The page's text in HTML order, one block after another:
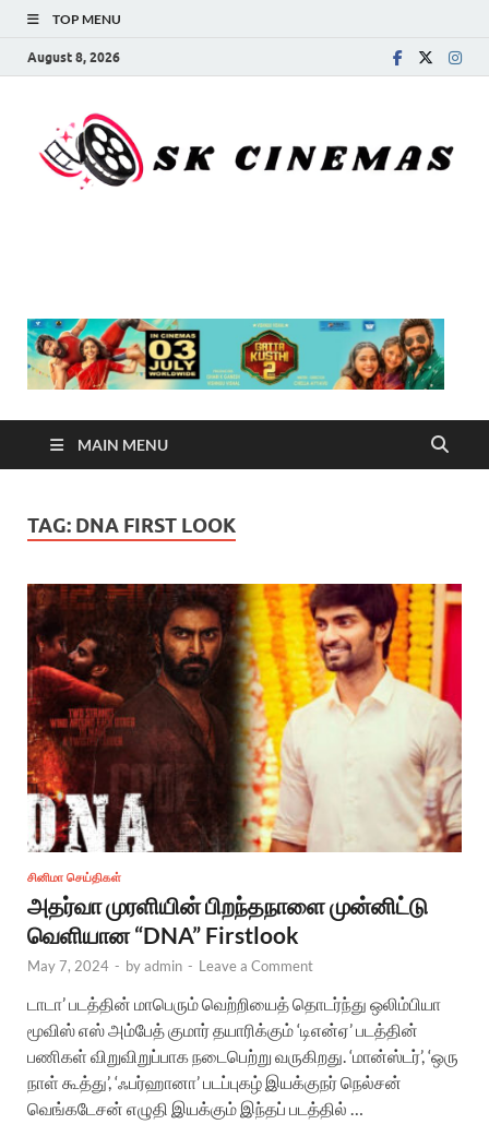
TOP MENU
August 8, 2026
MAIN MENU
TAG: DNA FIRST LOOK
சினிமா செய்திகள்
அதர்வா முரளியின் பிறந்தநாளை முன்னிட்டு
வெளியான “DNA” Firstlook
May 7, 2024 - byadmin - Leave a Comment
டாடா’ படத்தின் மாபெரும் வெற்றியைத் தொடர்ந்து ஒலிம்பியா
மூவிஸ் எஸ் அம்பேத் குமார் தயாரிக்கும் ‘டிஎன்ஏ’ படத்தின்
பணிகள் விறுவிறுப்பாக நடைபெற்று வருகிறது. ‘மான்ஸ்டர்’, ‘ஒரு
நாள் கூத்து’, ‘ஃபர்ஹானா’ படப்புகழ் இயக்குநர் நெல்சன்
வெங்கடேசன் எழுதி இயக்கும் இந்தப் படத்தில் …